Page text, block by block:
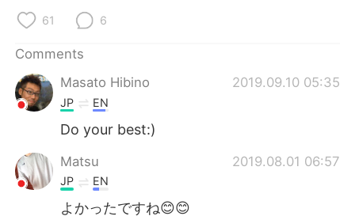
Русский
Indonesia
Türkçe
Português
61 6
Comments
Masato Hibino
2019.09.10 05:35
JP EN
Do your best:)
Matsu 2019.08.01 06:57
JP EN
よかったですね😊😊